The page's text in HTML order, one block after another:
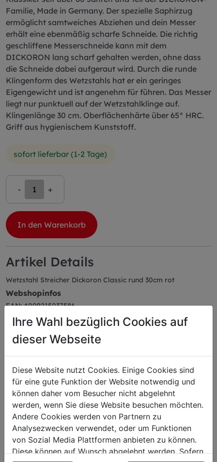
Familie, Made in Germany. Der spezielle Saphirzug
ermöglicht samtweiches Abziehen und dein Messer
erhält eine ebenmäßig scharfe Schneide. Die richtig
geschliffene Messerschneide kann mit dem
DICKORON lang scharf gehalten werden, ohne dass
die Schneide dabei aufgeraut wird. Durch die runde
Klingenform des Wetzstahls hat er ein geringes
Eigengewicht und ist angenehm für führen. Das Messer
liegt nur punktuell auf der Wetzstahlklinge auf.
Klingenlänge 30 cm. Oberflächenhärte über 65° HRC.
Griff aus hygienischem Kunststoff.
sofort lieferbar (1-2 Tage)
- +
In den Warenkorb
Artikel Details
Wetzstahl Streicher Dickoron Classic rund 30cm rot
Webshopinfos
EAN: 4009215037586
Herstellerartikelnummer: 7598130
Farbe: rot
Abmessungen
Höhe: 3,30 cm
Gewicht: 0,51 kg
Klingenlänge: 30 cm
Das könnte Sie auch
Ihre Wahl bezüglich Cookies auf
dieser Webseite
Diese Website nutzt Cookies. Einige Cookies sind
für eine gute Funktion der Website notwendig und
können daher vom Besucher nicht abgelehnt
werden, wenn Sie diese Website besuchen möchten.
Andere Cookies werden von Partnern zu
Analysezwecken verwendet, oder um Funktionen
von Sozial Media Plattformen anbieten zu können.
Diese können auf Wunsch abgelehnt werden. Sofern